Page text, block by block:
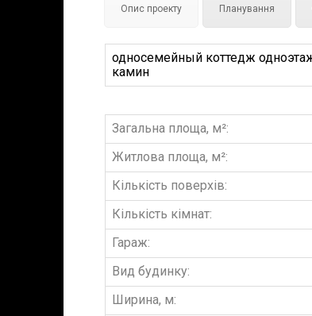
Опис проекту Планування
односемейный коттедж
камин
Загальна площа, м²:
Житлова площа, м²:
Кількість поверхів:
Кількість кімнат:
Гараж:
Вид будинку:
Ширина, м: